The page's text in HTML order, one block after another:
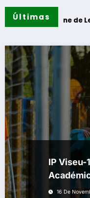
Últimas
Cabine de Leitura em
IP Viseu-
16 De